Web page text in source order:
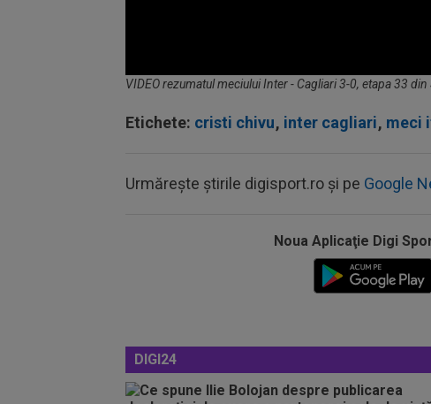
Volume
VIDEO rezumatul meciului Inter - Cagliari 3-0, etapa 33 din
Etichete: cristi chivu, inter cagliari, meci
Urmărește știrile digisport.ro și pe Google
Noua Aplicaţie Digi
DIGI24